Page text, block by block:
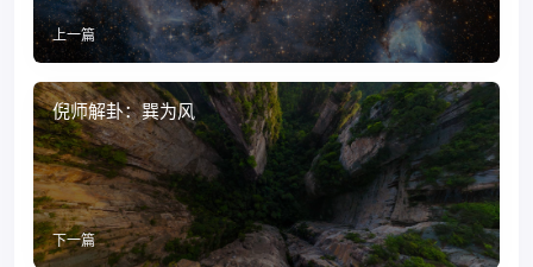
上一篇
倪师解卦：巽为风
下一篇